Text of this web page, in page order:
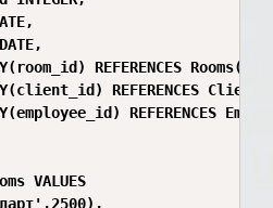
REFERENCES
REFERENCES
REFERENCES
VALUES